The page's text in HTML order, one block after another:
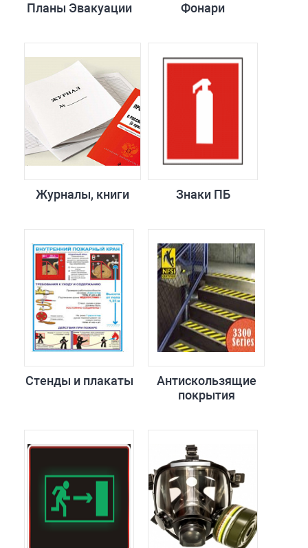
Планы Эвакуации Фонари
Журналы, книги Знаки ПБ
Стенды и плакаты
Антискользящие
покрытия